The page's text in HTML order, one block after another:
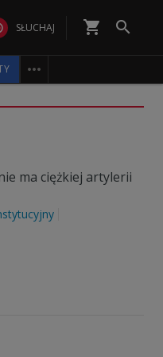
SŁUCHAJ shopping_cart 

ma ciężkiej artylerii